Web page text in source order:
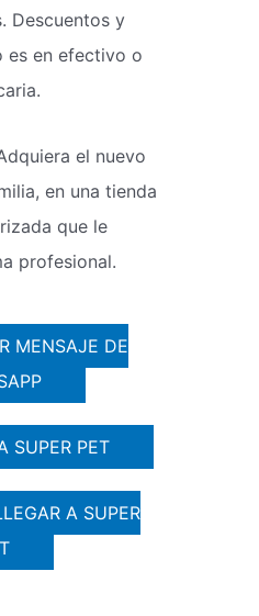
Descuentos y
es en efectivo o
el nuevo
en una tienda
que le
profesional.
MENSAJE DE
SUPER PET
A SUPER